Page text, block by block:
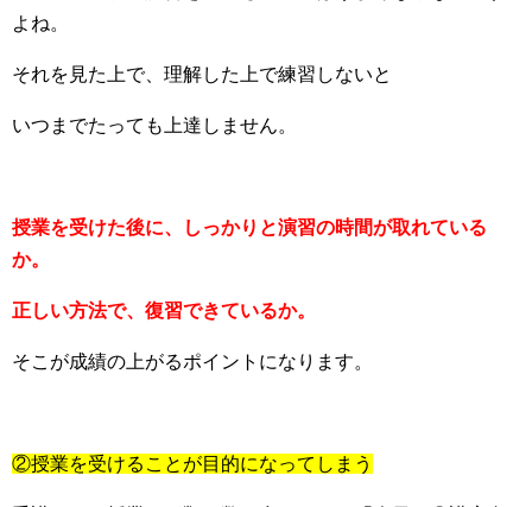
よね。
それを見た上で、理解した上で練習しないと
いつまでたっても上達しません。
授業を受けた後に、しっかりと演習の時間が取れている
か。
正しい方法で、復習できているか。
そこが成績の上がるポイントになります。
②授業を受けることが目的になってしまう